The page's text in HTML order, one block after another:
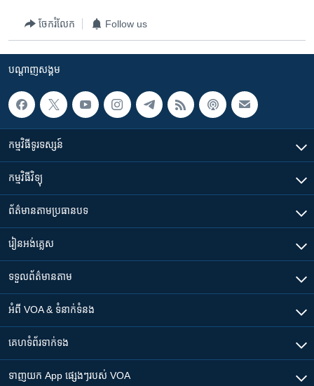
ចែករំលែក Follow us
បណ្តាញ​សង្គម
កម្មវិធី​ទូរទស្សន៍
កម្មវិធី​វិទ្យុ
ព័ត៌មាន​តាមប្រធានបទ​
រៀន​​អង់គ្លេស
ទទួល​ព័ត៌មាន​តាម
អំពី​ VOA & ទំនាក់ទំនង
គេហទំព័រ​​ទាក់ទង
ទាញយក​ App ផ្សេងៗ​របស់​ VOA